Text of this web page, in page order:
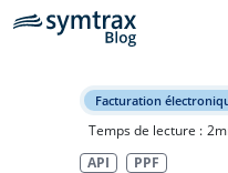
Facturation
Temps de lecture : 2
API
PPF